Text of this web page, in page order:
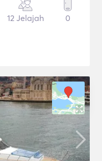
12 Jelajah 0